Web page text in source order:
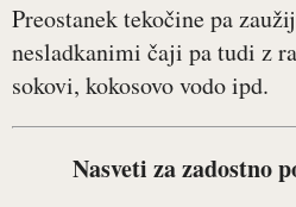
Preostanek tekočine pa
nesladkanimi čaji pa tudi z
sokovi, kokosovo vodo ipd.
Nasveti za zadostno